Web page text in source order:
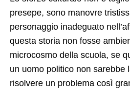
presepe, sono manovre
personaggio inadeguato
questa storia non fosse
microcosmo della scuola, se
un uomo politico non sarebbe
risolvere un problema così